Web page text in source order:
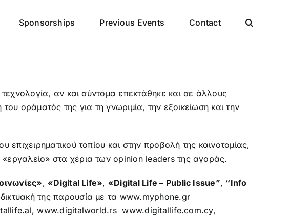
Sponsorships Previous Events Contact
αν και σύντομα επεκτάθηκε και σε άλλους
οράματός της για τη γνωριμία, την εξοικείωση και την
τοπίου και στην προβολή της καινοτομίας,
στα χέρια των opinion leaders της αγοράς.
, «Digital Life», «Digital Life – Public Issue”, “Info
της παρουσία με τα www.myphone.gr
,www.digitalworld.rs www.digitallife.com.cy,